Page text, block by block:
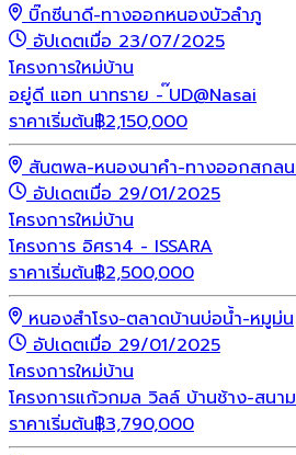
บิ๊กซีนาดี-ทางออกหนองบัวลำภู
อัปเดตเมื่อ 23/07/2025
โครงการใหม่บ้าน
อยู่ดี แอท นาทราย - ๊UD@Nasai
ราคาเริ่มต้น฿2,150,000
สันตพล-หนองนาคำ-ทางออกสกล
อัปเดตเมื่อ 29/01/2025
โครงการใหม่บ้าน
โครงการ อิศรา4 - ISSARA
ราคาเริ่มต้น฿2,500,000
หนองสำโรง-ตลาดบ้านบ่อน้ำ-หมูม่น
อัปเดตเมื่อ 29/01/2025
โครงการใหม่บ้าน
โครงการแก้วกมล วิลล์ บ้านช้าง-สน
ราคาเริ่มต้น฿3,790,000